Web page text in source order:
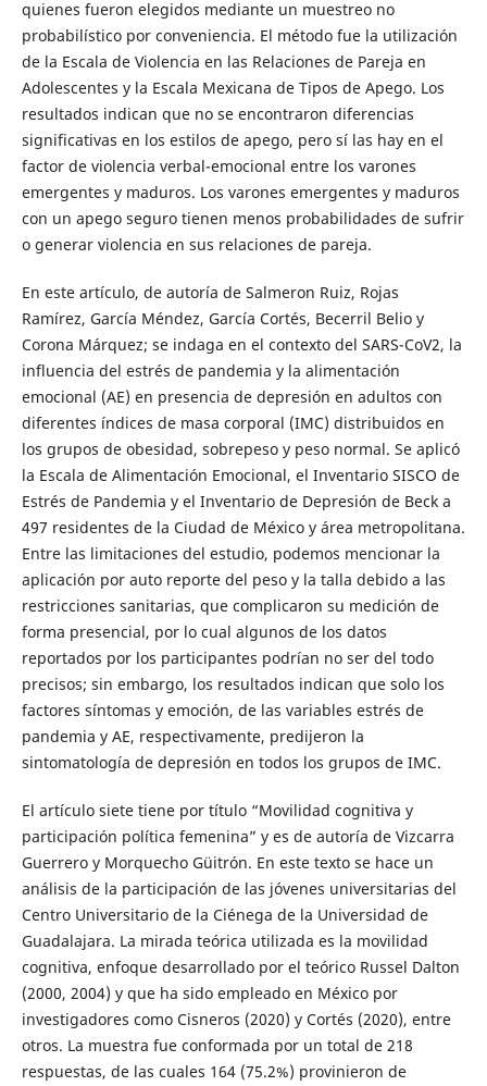
quienes fueron elegidos mediante un muestreo no
probabilístico por conveniencia. El método fue la utilización
de la Escala de Violencia en las Relaciones de Pareja en
Adolescentes y la Escala Mexicana de Tipos de Apego. Los
resultados indican que no se encontraron diferencias
significativas en los estilos de apego, pero sí las hay en el
factor de violencia verbal-emocional entre los varones
emergentes y maduros. Los varones emergentes y maduros
con un apego seguro tienen menos probabilidades de sufrir
o generar violencia en sus relaciones de pareja.
En este artículo, de autoría de Salmeron Ruiz, Rojas
Ramírez, García Méndez, García Cortés, Becerril Belio y
Corona Márquez; se indaga en el contexto del SARS-CoV2, la
influencia del estrés de pandemia y la alimentación
emocional (AE) en presencia de depresión en adultos con
diferentes índices de masa corporal (IMC) distribuidos en
los grupos de obesidad, sobrepeso y peso normal. Se aplicó
la Escala de Alimentación Emocional, el Inventario SISCO de
Estrés de Pandemia y el Inventario de Depresión de Beck a
497 residentes de la Ciudad de México y área metropolitana.
Entre las limitaciones del estudio, podemos mencionar la
aplicación por auto reporte del peso y la talla debido a las
restricciones sanitarias, que complicaron su medición de
forma presencial, por lo cual algunos de los datos
reportados por los participantes podrían no ser del todo
precisos; sin embargo, los resultados indican que solo los
factores síntomas y emoción, de las variables estrés de
pandemia y AE, respectivamente, predijeron la
sintomatología de depresión en todos los grupos de IMC.
El artículo siete tiene por título “Movilidad cognitiva y
participación política femenina” y es de autoría de Vizcarra
Guerrero y Morquecho Güitrón. En este texto se hace un
análisis de la participación de las jóvenes universitarias del
Centro Universitario de la Ciénega de la Universidad de
Guadalajara. La mirada teórica utilizada es la movilidad
cognitiva, enfoque desarrollado por el teórico Russel Dalton
(2000, 2004) y que ha sido empleado en México por
investigadores como Cisneros (2020) y Cortés (2020), entre
otros. La muestra fue conformada por un total de 218
respuestas, de las cuales 164 (75.2%) provinieron de